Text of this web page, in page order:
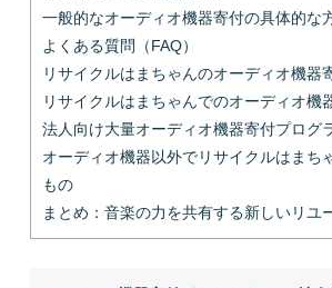
一般的なオーディオ機器寄付の具体的な
よくある質問（FAQ）
リサイクルはまちゃんのオーディオ機器
リサイクルはまちゃんでのオーディオ機
法人向け大量オーディオ機器寄付プログ
オーディオ機器以外でリサイクルはまち
もの
まとめ：音楽の力を共有する新しいリユ